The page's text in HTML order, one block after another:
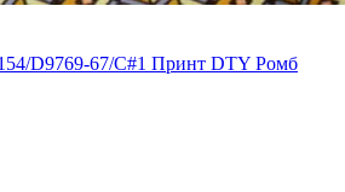
D9769-67/C#1 Принт DTY Ромб